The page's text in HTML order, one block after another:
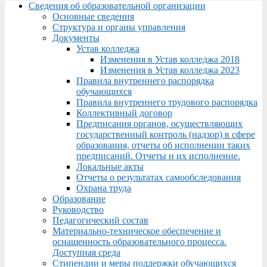
Menu
Сведения об образовательной организации
Основные сведения
Структура и органы управления
Документы
Устав колледжа
Изменения в Устав колледжа 2018
Изменения в Устав колледжа 2023
Правила внутреннего распорядка
обучающихся
Правила внутреннего трудового распорядка
Коллективный договор
Предписания органов, осуществляющих
государственный контроль (надзор) в сфере
образования, отчеты об исполнении таких
предписаний. Отчеты и их исполнение.
Локальные акты
Отчеты о результатах самообследования
Охрана труда
Образование
Руководство
Педагогический состав
Материально-техническое обеспечение и
оснащенность образовательного процесса.
Доступная среда
Стипендии и меры поддержки обучающихся